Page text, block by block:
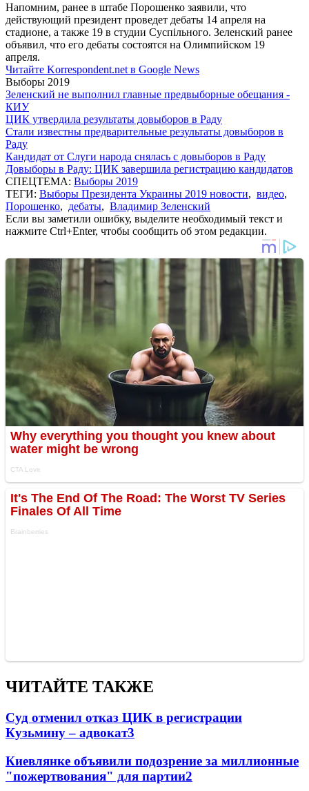
Напомним, ранее в штабе Порошенко заявили, что
действующий президент проведет дебаты 14 апреля на
стадионе, а также 19 в студии Суспільного. Зеленский ранее
объявил, что его дебаты состоятся на Олимпийском 19
апреля.
Читайте Korrespondent.net в Google News
Выборы 2019
Зеленский не выполнил главные предвыборные обещания -
КИУ
ЦИК утвердила результаты довыборов в Раду
Стали известны предварительные результаты довыборов в
Раду
Кандидат от Слуги народа снялась с довыборов в Раду
Довыборы в Раду: ЦИК завершила регистрацию кандидатов
СПЕЦТЕМА: Выборы 2019
ТЕГИ: Выборы Президента Украины 2019 новости, видео,
Порошенко, дебаты, Владимир Зеленский
Если вы заметили ошибку, выделите необходимый текст и
нажмите Ctrl+Enter, чтобы сообщить об этом редакции.
ЧИТАЙТЕ ТАКЖЕ
Суд отменил отказ ЦИК в регистрации
Кузьмину – адвокат3
Киевлянке объявили подозрение за миллионные
"пожертвования" для партии2